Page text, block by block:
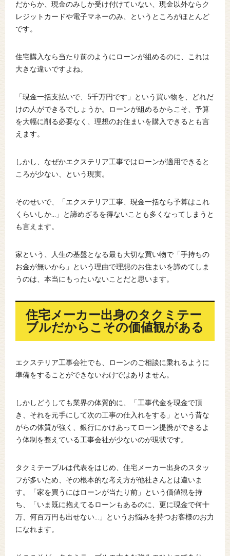
だからか、現金のみしか受け付けていない、現金以外ならク
レジットカードや電子マネーのみ、というところがほとんど
です。
住宅購入なら当たり前のようにローンが組めるのに、これは
大きな違いですよね。
「現金一括支払いで、5千万円です」という買い物を、どれだ
けの人ができるでしょうか。ローンが組めるからこそ、予算
を大幅に削る必要なく、理想のお住まいを購入できるとも言
えます。
しかし、なぜかエクステリア工事ではローンが適用できると
ころが少ない、という現実。
そのせいで、「エクステリア工事、現金一括なら予算はこれ
くらいしか…」と諦めざるを得ないことも多くなってしまうと
も言えます。
家という、人生の基盤となる最も大切な買い物で「手持ちの
お金が無いから」という理由で理想のお住まいを諦めてしま
うのは、本当にもったいないことだと思います。
住宅メーカー出身のタクミテー
ブルだからこその価値観がある
エクステリア工事会社でも、ローンのご相談に乗れるように
準備をすることができないわけではありません。
しかしどうしても業界の体質的に、「工事代金を現金で頂
き、それを元手にして次の工事の仕入れをする」という昔な
がらの体質が強く、銀行にかけあってローン提携ができるよ
う体制を整えている工事会社が少ないのが現状です。
タクミテーブルは代表をはじめ、住宅メーカー出身のスタッ
フが多いため、その根本的な考え方が他社さんとは違いま
す。「家を買うにはローンが当たり前」という価値観を持
ち、「いま既に抱えてるローンもあるのに、更に現金で何十
万、何百万円も出せない…」というお悩みを持つお客様のお力
になれます。